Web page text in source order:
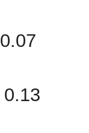
0.07
0.13